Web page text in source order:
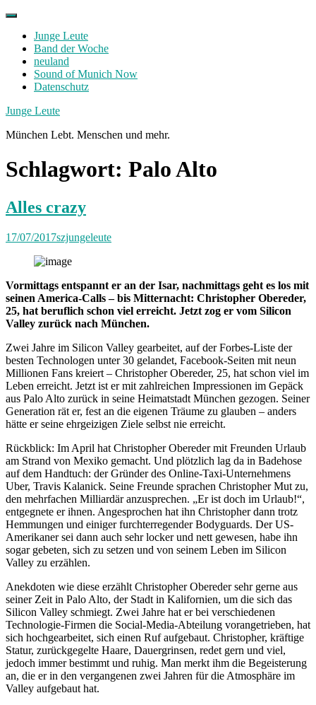
Skip
contentJunge Leute
Band der Woche
neuland
Sound of Munich Now
Datenschutz
Facebook
Twitter
Instagram
Junge Leute
München Lebt. Menschen und mehr.
Schlagwort: Palo Alto
Alles crazy
17/07/2017szjungeleute
Vormittags entspannt er an der Isar, nachmittags geht es los mit
seinen America-Calls – bis Mitternacht: Christopher Obereder,
25, hat beruflich schon viel erreicht. Jetzt zog er vom Silicon
Valley zurück nach München.
Zwei Jahre im Silicon Valley gearbeitet, auf der Forbes-Liste der
besten Technologen unter 30 gelandet, Facebook-Seiten mit neun
Millionen Fans kreiert – Christopher Obereder, 25, hat schon viel im
Leben erreicht. Jetzt ist er mit zahlreichen Impressionen im Gepäck
aus Palo Alto zurück in seine Heimatstadt München gezogen. Seiner
Generation rät er, fest an die eigenen Träume zu glauben – anders
hätte er seine ehrgeizigen Ziele selbst nie erreicht.
Rückblick: Im April hat Christopher Obereder mit Freunden Urlaub
am Strand von Mexiko gemacht. Und plötzlich lag da in Badehose
auf dem Handtuch: der Gründer des Online-Taxi-Unternehmens
Uber, Travis Kalanick. Seine Freunde sprachen Christopher Mut zu,
den mehrfachen Milliardär anzusprechen. „Er ist doch im Urlaub!“,
entgegnete er ihnen. Angesprochen hat ihn Christopher dann trotz
Hemmungen und einiger furchterregender Bodyguards. Der US-
Amerikaner sei dann auch sehr locker und nett gewesen, habe ihn
sogar gebeten, sich zu setzen und von seinem Leben im Silicon
Valley zu erzählen.
Anekdoten wie diese erzählt Christopher Obereder sehr gerne aus
seiner Zeit in Palo Alto, der Stadt in Kalifornien, um die sich das
Silicon Valley schmiegt. Zwei Jahre hat er bei verschiedenen
Technologie-Firmen die Social-Media-Abteilung vorangetrieben, hat
sich hochgearbeitet, sich einen Ruf aufgebaut. Christopher, kräftige
Statur, zurückgegelte Haare, Dauergrinsen, redet gern und viel,
jedoch immer bestimmt und ruhig. Man merkt ihm die Begeisterung
an, die er in den vergangenen zwei Jahren für die Atmosphäre im
Valley aufgebaut hat.